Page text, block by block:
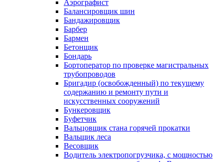
Аэрографист
Балансировщик шин
Бандажировщик
Барбер
Бармен
Бетонщик
Бондарь
Бортоператор по проверке магистральных
трубопроводов
Бригадир (освобожденный) по текущему
содержанию и ремонту пути и
искусственных сооружений
Бункеровщик
Буфетчик
Вальцовщик стана горячей прокатки
Вальщик леса
Весовщик
Водитель электропогрузчика, с мощностью